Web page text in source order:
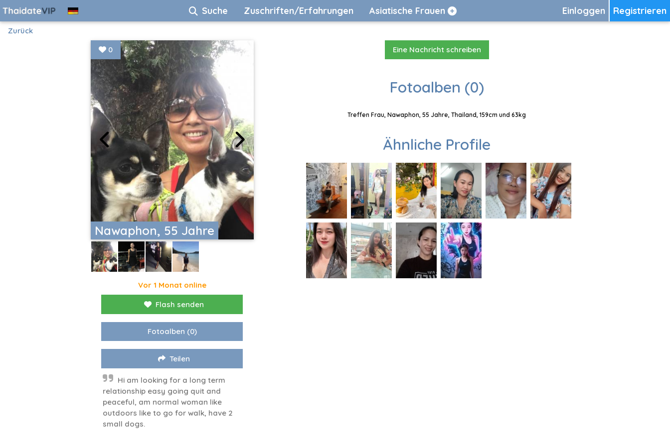
Registrieren
Einloggen
Suche Zuschriften/Erfahrungen Asiatische Frauen
Zurück
Nawaphon, 55 Jahre
0
Vor 1 Monat online
Flash senden
Fotoalben (0)
Teilen
Hi am looking for a long term
relationship easy going quit and
peaceful, am normal woman like
outdoors like to go for walk, have 2
small dogs.
Eine Nachricht schreiben
Fotoalben (0)
Treffen Frau, Nawaphon, 55 Jahre, Thailand, 159cm und 63kg
Ähnliche Profile